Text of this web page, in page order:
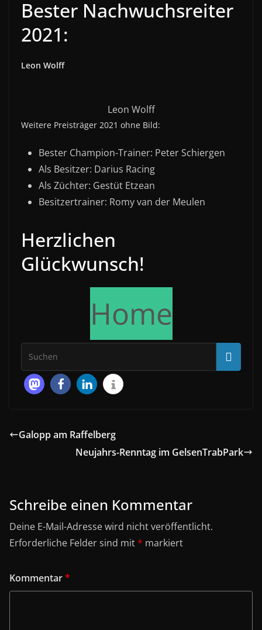
Bester Nachwuchsreiter
2021:
Leon Wolff
Leon Wolff
Weitere Preisträger 2021 ohne Bild:
Bester Champion-Trainer: Peter Schiergen
Als Besitzer: Darius Racing
Als Züchter: Gestüt Etzean
Besitzertrainer: Romy van der Meulen
Herzlichen
Glückwunsch!
Home
Galopp am Raffelberg
Neujahrs-Renntag im GelsenTrabPark
Schreibe einen Kommentar
Deine E-Mail-Adresse wird nicht veröffentlicht.
Erforderliche Felder sind mit* markiert
Kommentar*